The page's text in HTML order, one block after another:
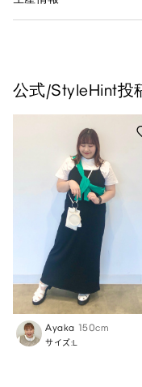
公式/StyleHint投
Ayaka 150cm
サイズ:L